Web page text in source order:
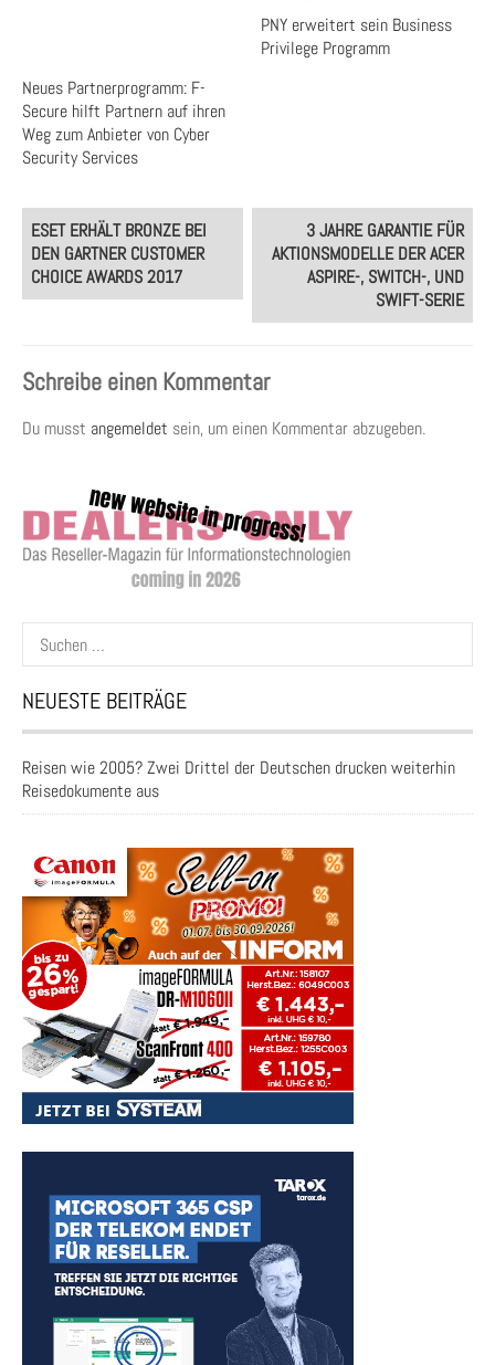
PNY erweitert sein Business
Privilege Programm
Neues Partnerprogramm: F-
Secure hilft Partnern auf ihren
Weg zum Anbieter von Cyber
Security Services
Post
navigation
ESET ERHÄLT BRONZE BEI
DEN GARTNER CUSTOMER
CHOICE AWARDS 2017
3 JAHRE GARANTIE FÜR
AKTIONSMODELLE DER ACER
ASPIRE-, SWITCH-, UND
SWIFT-SERIE
Schreibe einen Kommentar
Du musst angemeldet sein, um einen Kommentar abzugeben.
Suchen
nach:
NEUESTE BEITRÄGE
Reisen wie 2005? Zwei Drittel der Deutschen drucken weiterhin
Reisedokumente aus